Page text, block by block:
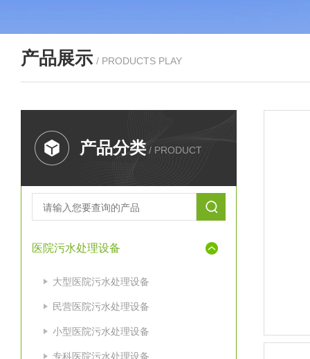
产品展示 / PRODUCTS PLAY
产品分类 / PRODUCT
医院污水处理设备
大型医院污水处理设备
民营医院污水处理设备
小型医院污水处理设备
专科医院污水处理设备